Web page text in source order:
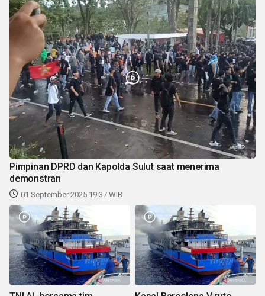
Pimpinan DPRD dan Kapolda Sulut saat menerima
demonstran
01 September 2025 19:37 WIB